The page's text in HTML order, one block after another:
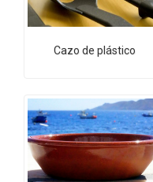
Cazo de plástico